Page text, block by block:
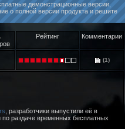
демонстрационные версии,
о полной версии продукта и решите
Рейтинг Комментарии
(1)
, разработчики выпустили её в
по раздаче временных бесплатных